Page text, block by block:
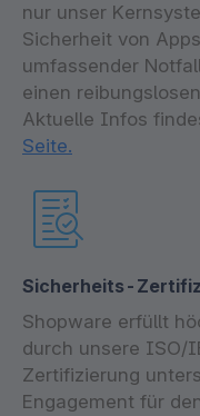
nur unser
Sicherheit von
umfassender
einen
Aktuelle Infos
Seite.
Sicherheits-
Shopware erfüllt
durch unsere
Zertifizierung
Engagement für